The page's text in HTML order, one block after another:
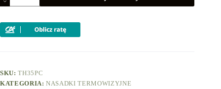
termowizyjna
HIKMICRO
THUNDER
SKU:TH35PC
KATEGORIA:NASADKI TERMOWIZYJNE